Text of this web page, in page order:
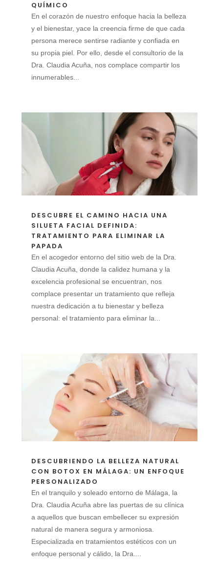
QUÍMICO
En el corazón de nuestro enfoque hacia la belleza
y el bienestar, yace la creencia firme de que cada
persona merece sentirse radiante y confiada en
su propia piel. Por ello, desde el consultorio de la
Dra. Claudia Acuña, nos complace compartir los
innumerables...
DESCUBRE EL CAMINO HACIA UNA
SILUETA FACIAL DEFINIDA:
TRATAMIENTO PARA ELIMINAR LA
PAPADA
En el acogedor entorno del sitio web de la Dra.
Claudia Acuña, donde la calidez humana y la
excelencia profesional se encuentran, nos
complace presentar un tratamiento que refleja
nuestra dedicación a tu bienestar y belleza
personal: el tratamiento para eliminar la...
DESCUBRIENDO LA BELLEZA NATURAL
CON BOTOX EN MÁLAGA: UN ENFOQUE
PERSONALIZADO
En el tranquilo y soleado entorno de Málaga, la
Dra. Claudia Acuña abre las puertas de su clínica
a aquellos que buscan embellecer su expresión
natural de manera segura y armoniosa.
Especializada en tratamientos estéticos con un
enfoque personal y cálido, la Dra....